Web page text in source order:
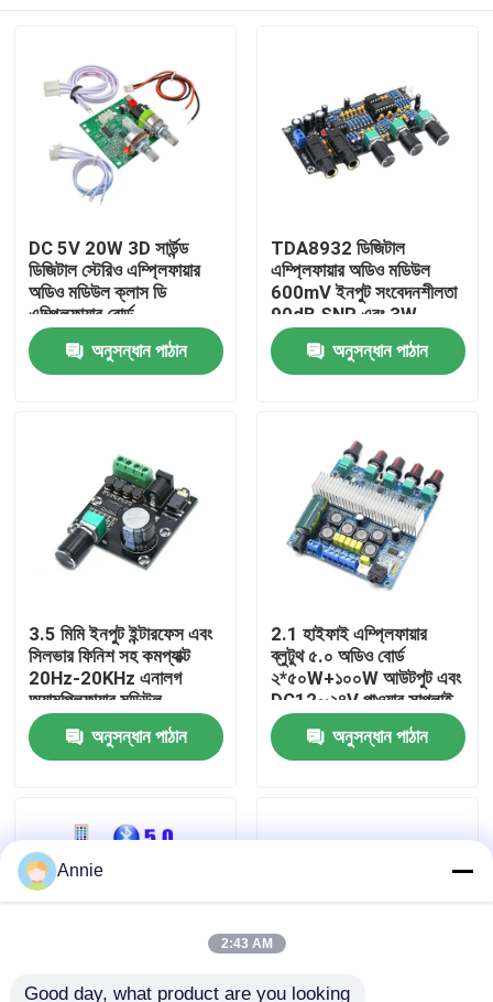
আমাদের সম্পর্কে
কারখানা পরিদর্শন
গুণমান নিয়ন্ত্রণ
আমাদের সাথে যোগাযোগ করুন
মামলা
এম্প্লিফায়ার বোর্ড মডিউল
DC 5V 20W 3D সার্উন্ড
ডিজিটাল স্টেরিও এম্প্লিফায়ার
অডিও মডিউল ক্লাস ডি
এম্প্লিফায়ার বোর্ড
অনুসন্ধান পাঠান
TDA8932 ডিজিটাল
এম্প্লিফায়ার অডিও মডিউল
600mV ইনপুট সংবেদনশীলতা
90dB SNR এবং 3W
আউটপুট পাওয়ার সহ
অনুসন্ধান পাঠান
3.5 মিমি ইনপুট ইন্টারফেস এবং
সিলভার ফিনিশ সহ কমপ্যাক্ট
20Hz-20KHz এনালগ
অ্যামপ্লিফায়ার মডিউল
অনুসন্ধান পাঠান
2.1 হাইফাই এম্প্লিফায়ার
ব্লুটুথ ৫.০ অডিও বোর্ড
২*৫০W+১০০W আউটপুট এবং
DC12~২৪V পাওয়ার সাপ্লাই
সহ
অনুসন্ধান পাঠান
Annie
2:43 AM
Good day, what product are you looking